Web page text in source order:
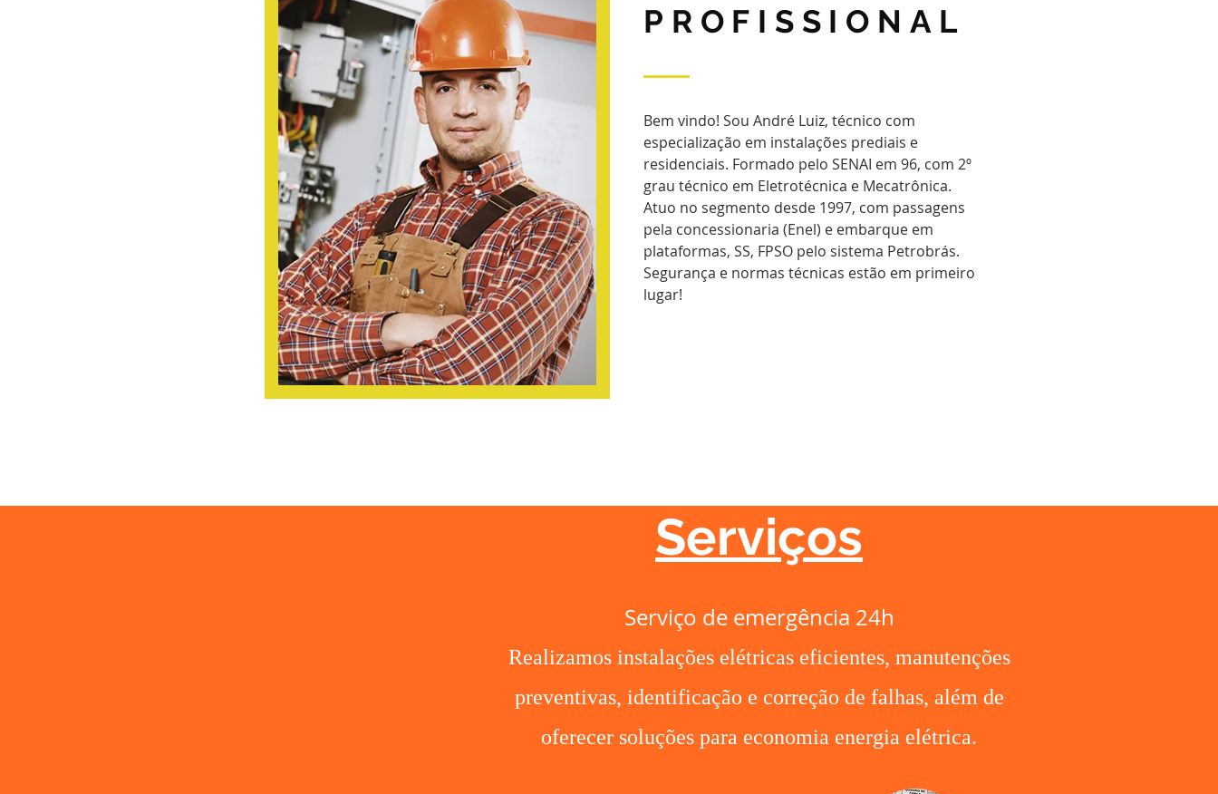
PROFISSIONAL
Bem vindo! Sou André Luiz, técnico com
especialização em instalações prediais e
residenciais. Formado pelo SENAI em 96, com 2º
grau técnico em Eletrotécnica e Mecatrônica.
Atuo no segmento desde 1997, com passagens
pela concessionaria (Enel) e embarque em
plataformas, SS, FPSO pelo sistema Petrobrás.
Segurança e normas técnicas estão em primeiro
lugar!
Serviços
Serviço de emergência 24h
Realizamos instalações elétricas eficientes, manutenções
preventivas, identificação e correção de falhas, além de
oferecer soluções para economia energia elétrica.